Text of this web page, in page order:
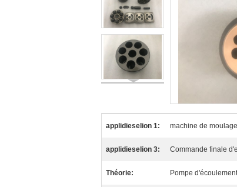
applidieselion 1: machine de moulage
applidieselion 3: Commande finale
Théorie: Pompe